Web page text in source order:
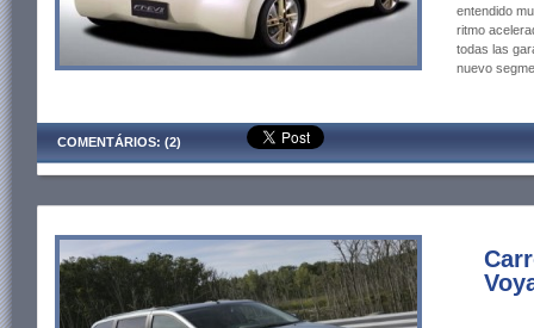
entendido
ritmo
todas las
nuevo
COMENTÁRIOS: (2)